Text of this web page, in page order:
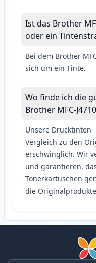
Ist das Brother
oder ein
Bei dem Brother
sich um ein Tinte.
Wo finde ich die
Brother MFC-
Unsere
Vergleich zu den
erschwinglich. Wir
und garantieren,
Tonerkartuschen
die